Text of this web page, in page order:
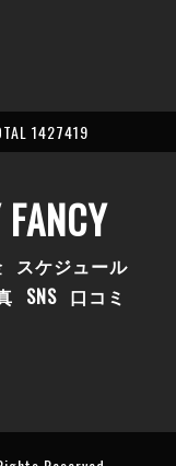
1427419
スケジュール
SNS 口コミ